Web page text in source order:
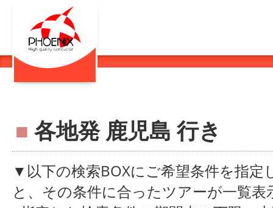
■ 各地発 鹿児島 行き
▼以下の検索BOXにご希望条件を指定
と、その条件に合ったツアーが一覧表